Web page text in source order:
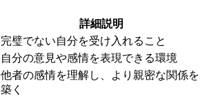
詳細説明
完璧でない自分を受け入れること
自分の意見や感情を表現できる環境
他者の感情を理解し、より親密な関係を
築く